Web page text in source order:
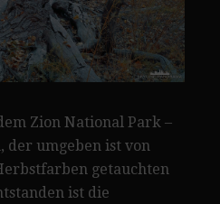
Zion National Park –
der umgeben ist von
getauchten
ist die